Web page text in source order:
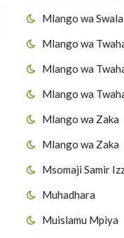
Mlango wa Swala
Mlango wa
Mlango wa
Mlango wa
Mlango wa Zaka
Mlango wa Zaka
Msomaji Samir
Muhadhara
Muislamu Mpiya